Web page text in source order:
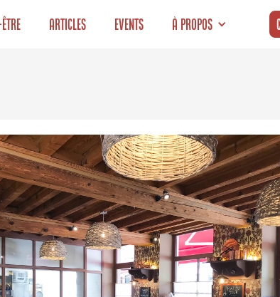
être Articles Events À propos